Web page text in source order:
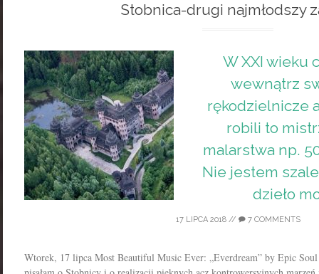
Stobnica-drugi najmłodszy
W XXI wieku
wewnątrz
rękodzielnicze
robili to
malarstwa np.
Nie jestem
dzieło
17 LIPCA 2018// 7 COMMENTS
Wtorek, 17 lipca Most Beautiful Music Ever: „Everdream” by Epic